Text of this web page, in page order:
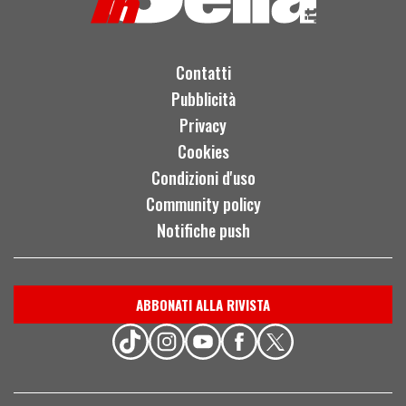
Contatti
Pubblicità
Privacy
Cookies
Condizioni d'uso
Community policy
Notifiche push
ABBONATI ALLA RIVISTA